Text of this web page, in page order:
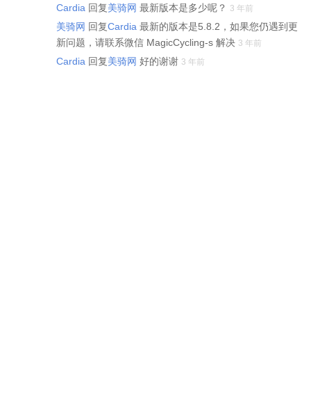
Cardia 回复美骑网 最新版本是多少呢？ 3 年前
美骑网 回复Cardia 最新的版本是5.8.2，如果您仍遇到更
新问题，请联系微信 MagicCycling-s 解决 3 年前
Cardia 回复美骑网 好的谢谢 3 年前